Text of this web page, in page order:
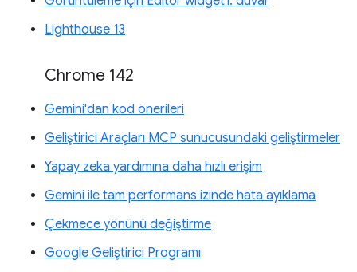
Lighthouse 13
Chrome 142
Gemini'dan kod önerileri
Geliştirici Araçları MCP sunucusundaki geliştirmeler
Yapay zeka yardımına daha hızlı erişim
Gemini ile tam performans izinde hata ayıklama
Çekmece yönünü değiştirme
Google Geliştirici Programı